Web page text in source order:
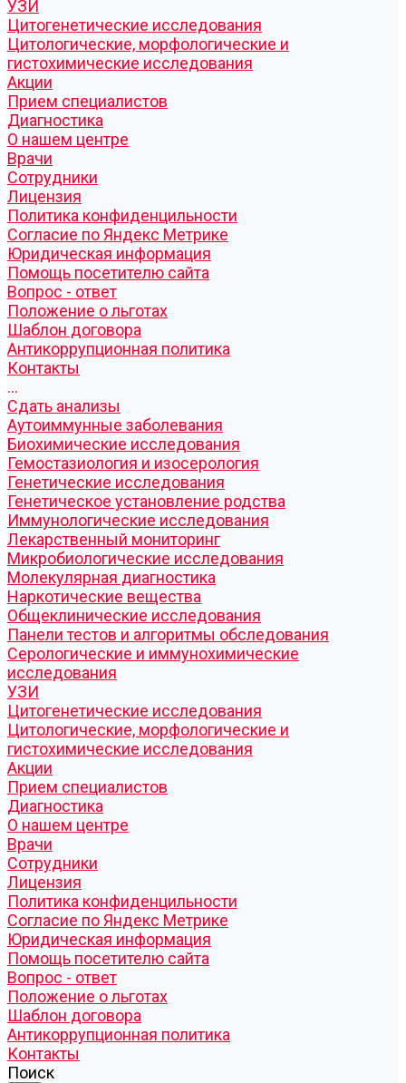
УЗИ
Цитогенетические исследования
Цитологические, морфологические и
гистохимические исследования
Акции
Прием специалистов
Диагностика
О нашем центре
Врачи
Сотрудники
Лицензия
Политика конфиденцильности
Согласие по Яндекс Метрике
Юридическая информация
Помощь посетителю сайта
Вопрос - ответ
Положение о льготах
Шаблон договора
Антикоррупционная политика
Контакты
...
Cдать анализы
Аутоиммунные заболевания
Биохимические исследования
Гемостазиология и изосерология
Генетические исследования
Генетическое установление родства
Иммунологические исследования
Лекарственный мониторинг
Микробиологические исследования
Молекулярная диагностика
Наркотические вещества
Общеклинические исследования
Панели тестов и алгоритмы обследования
Серологические и иммунохимические
исследования
УЗИ
Цитогенетические исследования
Цитологические, морфологические и
гистохимические исследования
Акции
Прием специалистов
Диагностика
О нашем центре
Врачи
Сотрудники
Лицензия
Политика конфиденцильности
Согласие по Яндекс Метрике
Юридическая информация
Помощь посетителю сайта
Вопрос - ответ
Положение о льготах
Шаблон договора
Антикоррупционная политика
Контакты
Поиск